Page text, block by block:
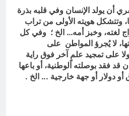
أن يولد الإنسان وفي قلبه بذرة
وتتشكل هويته الأولى من تراب
لغته، وخبز أمه… الخ ؛ وفي كل
لا يُجرؤ المواطن على
على تمجيد علمٍ آخر فوق راية
قد فقد بوصلته الوطنية، أو باعها
دولار أو جهة خارجية ... الخ .